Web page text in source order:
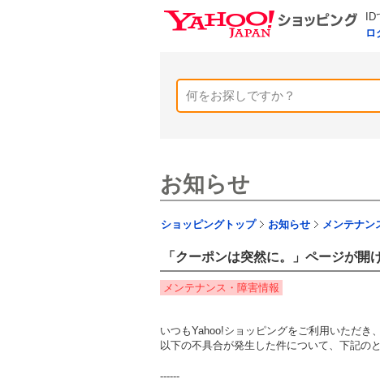
ID
ロ
お知らせ
ショッピングトップ お知らせ メンテナン
「クーポンは突然に。」ページが開
メンテナンス・障害情報
いつもYahoo!ショッピングをご利用いただき
以下の不具合が発生した件について、下記の
------